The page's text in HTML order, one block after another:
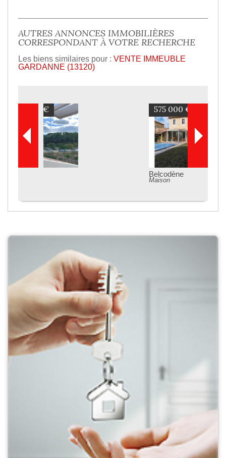
AUTRES ANNONCES IMMOBILIÈRES
CORRESPONDANT À VOTRE RECHERCHE
Les biens similaires pour : VENTE IMMEUBLE
GARDANNE (13120)